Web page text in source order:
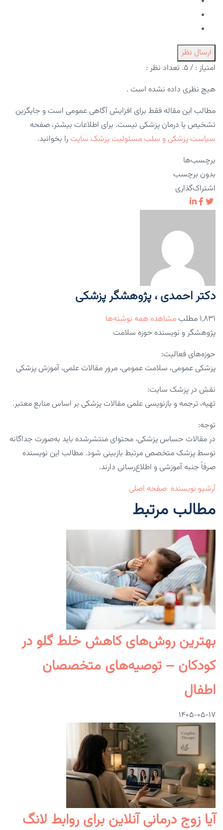
ارسال نظر
امتیاز : / ۵. تعداد نظر :
هیچ نظری داده نشده است .
مطالب این مقاله فقط برای افزایش آگاهی عمومی است و جایگزین
تشخیص یا درمان پزشکی نیست. برای اطلاعات بیشتر، صفحه
سیاست پزشکی و سلب مسئولیت پزشک سایت را بخوانید.
برچسب‌ها
بدون برچسب
اشتراک‌گذاری
دکتر احمدی ، پژوهشگر پزشکی
۱,۸۳۱ مطلب
مشاهده همه نوشته‌ها
پژوهشگر و نویسنده حوزه سلامت
حوزه‌های فعالیت:
پزشکی عمومی، سلامت عمومی، مرور مقالات علمی، آموزش پزشکی
نقش در پزشک سایت:
تهیه، ترجمه و بازنویسی علمی مقالات پزشکی بر اساس منابع معتبر.
توجه:
در مقالات حساس پزشکی، محتوای منتشرشده باید به‌صورت جداگانه
توسط پزشک متخصص مرتبط بازبینی شود. مطالب این نویسنده
صرفاً جنبه آموزشی و اطلاع‌رسانی دارند.
آرشیو نویسنده صفحه اصلی
مطالب مرتبط
بهترین روش‌های کاهش خلط گلو در
کودکان – توصیه‌های متخصصان
اطفال
۱۴۰۵-۰۵-۱۷
آیا زوج درمانی آنلاین برای روابط لانگ